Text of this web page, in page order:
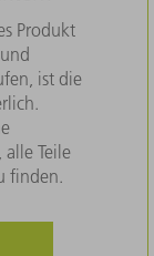
Produkt
ist die
Teile
finden.